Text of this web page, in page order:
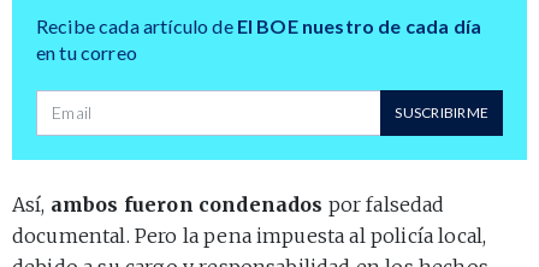
Recibe cada artículo de El BOE nuestro de cada día
en tu correo
Dirección de correo SUSCRIBIRME
Así, ambos fueron condenados por falsedad
documental. Pero la pena impuesta al policía local,